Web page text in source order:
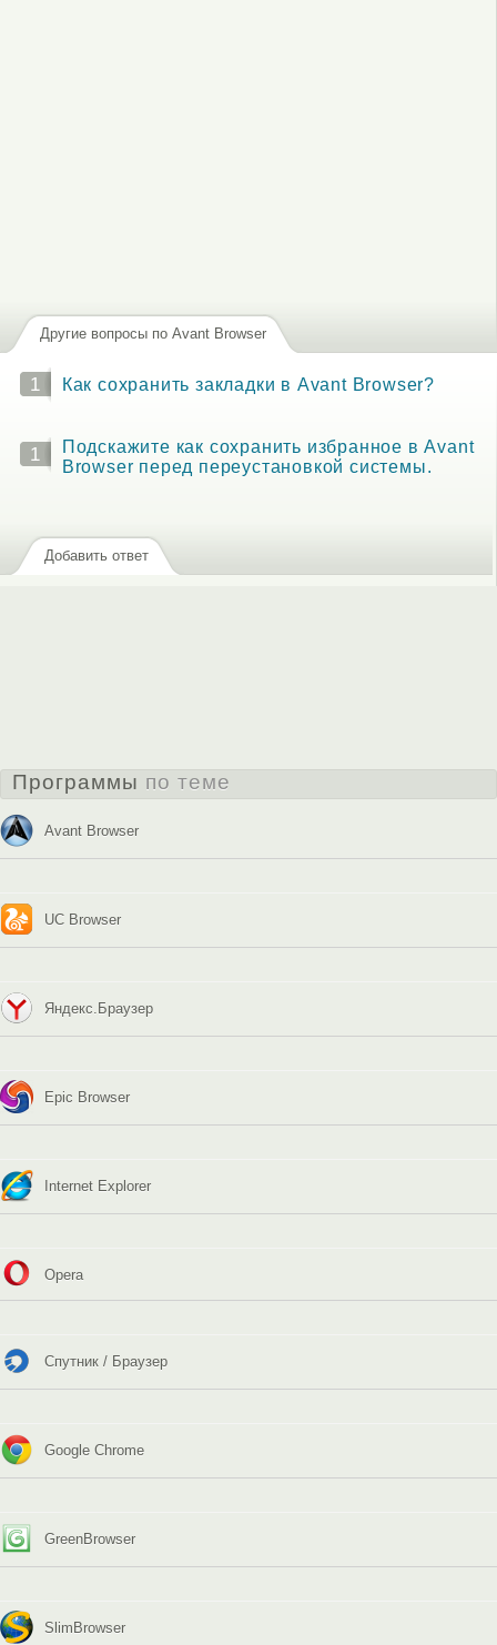
Другие вопросы по Avant Browser
1 Как сохранить закладки в Avant Browser?
1
Подскажите как сохранить избранное в Avant
Browser перед переустановкой системы.
Добавить ответ
Программы по теме
Avant Browser
UC Browser
Яндекс.Браузер
Epic Browser
Internet Explorer
Opera
Спутник / Браузер
Google Chrome
GreenBrowser
SlimBrowser